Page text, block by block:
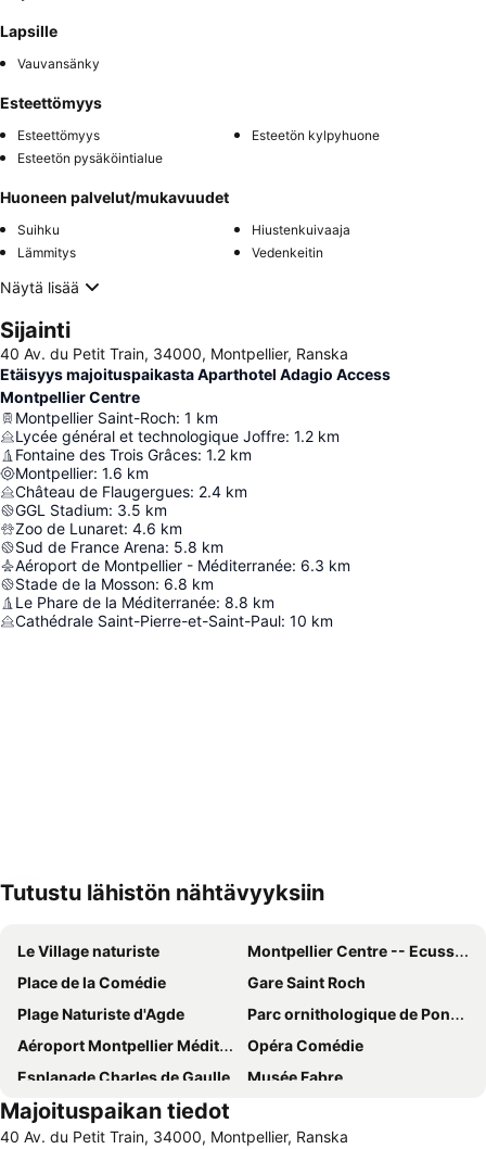
Lapsille
Vauvansänky
Esteettömyys
Esteettömyys
Esteetön kylpyhuone
Esteetön pysäköintialue
Huoneen palvelut/mukavuudet
Suihku
Hiustenkuivaaja
Lämmitys
Vedenkeitin
Näytä lisää
Sijainti
40 Av. du Petit Train, 34000, Montpellier, Ranska
Etäisyys majoituspaikasta Aparthotel Adagio Access
Montpellier Centre
Montpellier Saint-Roch: 1 km
Lycée général et technologique Joffre: 1.2 km
Fontaine des Trois Grâces: 1.2 km
Montpellier: 1.6 km
Château de Flaugergues: 2.4 km
GGL Stadium: 3.5 km
Zoo de Lunaret: 4.6 km
Sud de France Arena: 5.8 km
Aéroport de Montpellier - Méditerranée: 6.3 km
Stade de la Mosson: 6.8 km
Le Phare de la Méditerranée: 8.8 km
Cathédrale Saint-Pierre-et-Saint-Paul: 10 km
Tutustu lähistön nähtävyyksiin
Le Village naturiste
Montpellier Centre -- Ecusson
Place de la Comédie
Gare Saint Roch
Plage Naturiste d'Agde
Parc ornithologique de Pont de Gau
Aéroport Montpellier Méditerranée
Opéra Comédie
Esplanade Charles de Gaulle
Musée Fabre
Historic Old Town
Majoituspaikan tiedot
40 Av. du Petit Train, 34000, Montpellier, Ranska